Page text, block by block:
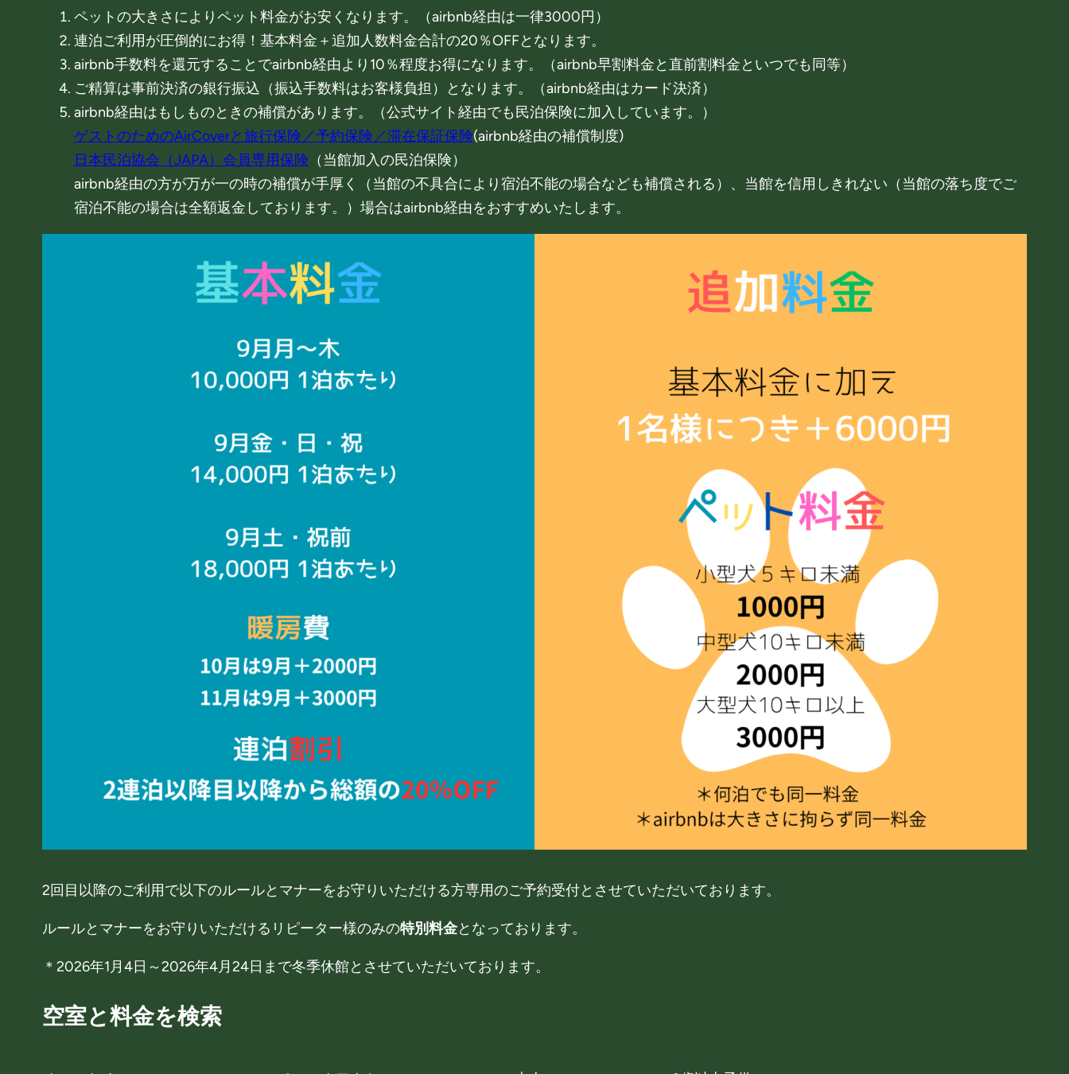
ペットの大きさによりペット料金がお安くなります。（airbnb経由は一律3000円）
連泊ご利用が圧倒的にお得！基本料金＋追加人数料金合計の20％OFFとなります。
airbnb手数料を還元することでairbnb経由より10％程度お得になります。（airbnb早割料金と直前割料金といつでも同等）
ご精算は事前決済の銀行振込（振込手数料はお客様負担）となります。（airbnb経由はカード決済）
airbnb経由はもしものときの補償があります。（公式サイト経由でも民泊保険に加入しています。）
ゲストのためのAirCoverと旅行保険／予約保険／滞在保証保険(airbnb経由の補償制度)
日本民泊協会（JAPA）会員専用保険 （当館加入の民泊保険）
airbnb経由の方が万が一の時の補償が手厚く（当館の不具合により宿泊不能の場合なども補償される）、当館を信用しきれない（当館の落ち度でご
宿泊不能の場合は全額返金しております。）場合はairbnb経由をおすすめいたします。
2回目以降のご利用で以下のルールとマナーをお守りいただける方専用のご予約受付とさせていただいております。
ルールとマナーをお守りいただけるリピーター様のみの特別料金となっております。
＊2026年1月4日～2026年4月24日まで冬季休館とさせていただいております。
空室と料金を検索